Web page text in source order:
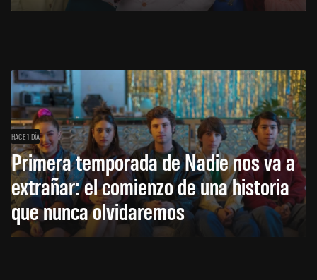
HACE 1 DÍA
Primera temporada de Nadie nos va a
extrañar: el comienzo de una historia
que nunca olvidaremos